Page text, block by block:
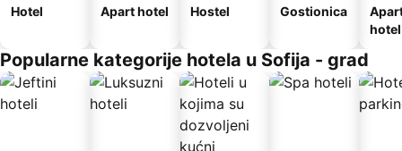
Hotel Apart hotel Hostel Gostionica
hotel
Popularne kategorije hotela u Sofija - grad